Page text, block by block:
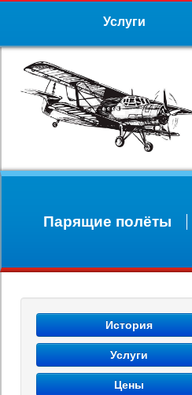
Услуги
Парящие полёты
История
Услуги
Цены